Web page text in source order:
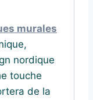
murales
nordique
touche
de la